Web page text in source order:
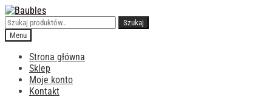
Przejdź
do
nawigacji
Przejdź
do
treści
Szukaj:
Szukaj
Menu
Strona główna
Sklep
Moje konto
Kontakt